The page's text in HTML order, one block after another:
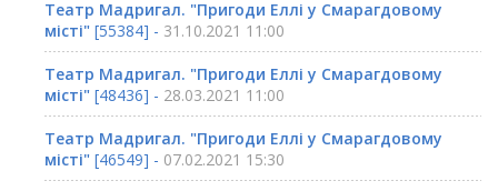
Театр Мадригал. "Пригоди Еллі у Смарагдовому
місті" [55384] - 31.10.2021 11:00
Театр Мадригал. "Пригоди Еллі у Смарагдовому
місті" [48436] - 28.03.2021 11:00
Театр Мадригал. "Пригоди Еллі у Смарагдовому
місті" [46549] - 07.02.2021 15:30